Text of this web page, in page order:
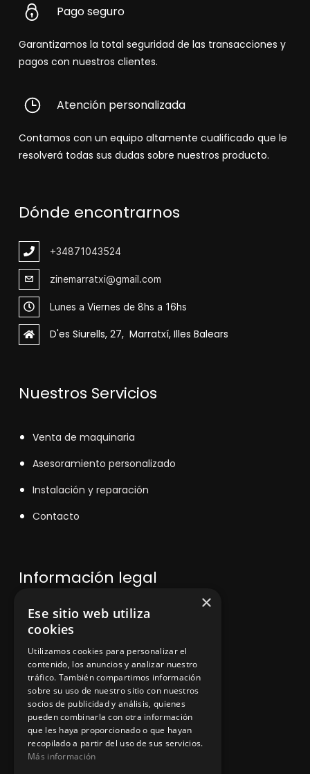
Pago seguro
Garantizamos la total seguridad de las transacciones y
pagos con nuestros clientes.
Atención personalizada
Contamos con un equipo altamente cualificado que le
resolverá todas sus dudas sobre nuestros producto.
Dónde encontrarnos
+34871043524
zinemarratxi@gmail.com
Lunes a Viernes de 8hs a 16hs
D'es Siurells, 27, Marratxí, Illes Balears
Nuestros Servicios
Venta de maquinaria
Asesoramiento personalizado
Instalación y reparación
Contacto
Información legal
Política de privacidad
Aviso legal
App Zine Hostelería
×
Ese sitio web utiliza
cookies
Utilizamos cookies para personalizar el
contenido, los anuncios y analizar nuestro
tráfico. También compartimos información
sobre su uso de nuestro sitio con nuestros
socios de publicidad y análisis, quienes
pueden combinarla con otra información
que les haya proporcionado o que hayan
recopilado a partir del uso de sus servicios.
Más información